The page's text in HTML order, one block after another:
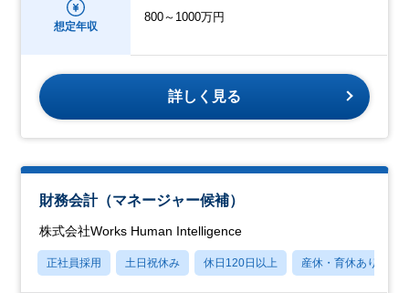
想定年収
800～1000万円
詳しく見る
財務会計（マネージャー候補）
株式会社Works Human Intelligence
正社員採用 土日祝休み 休日120日以上 産休・育休あり